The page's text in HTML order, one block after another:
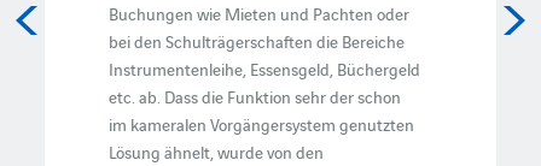
Buchungen wie Mieten und Pachten oder
bei den Schulträgerschaften die Bereiche
Instrumentenleihe, Essensgeld, Büchergeld
etc. ab. Dass die Funktion sehr der schon
im kameralen Vorgängersystem genutzten
Lösung ähnelt, wurde von den